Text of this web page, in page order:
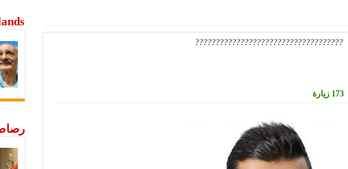
????????????????????????????????????
173 زيارة